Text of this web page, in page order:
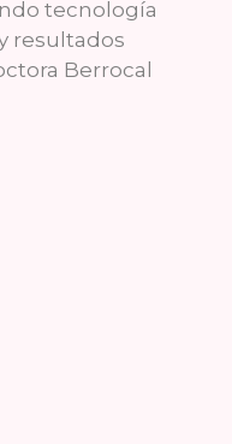
tecnología
resultados
Berrocal